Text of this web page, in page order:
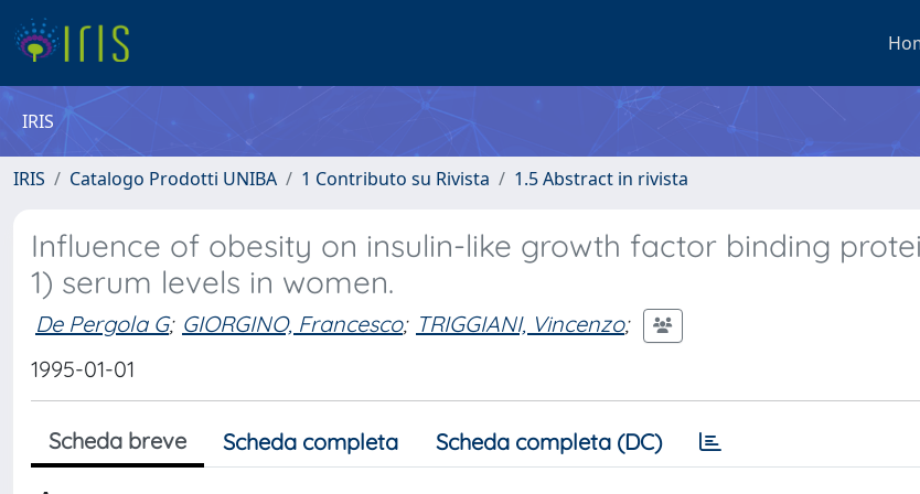
IRIS
IRIS Catalogo Prodotti UNIBA 1 Contributo su Rivista 1.5 Abstract in rivista
Influence of obesity on insulin-like growth factor binding
1) serum levels in women.
De Pergola G; GIORGINO, Francesco; TRIGGIANI, Vincenzo;
1995-01-01
Scheda breve Scheda completa Scheda completa (DC)